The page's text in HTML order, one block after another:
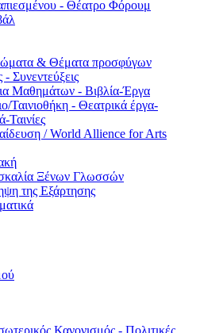
- Θέατρο Φόρουμ
& Θέματα προσφύγων
Συνεντεύξεις
Μαθημάτων - Βιβλία-Έργα
Ταινιοθήκη - Θεατρικά έργα-
Ταινίες
/ World Allience for Arts
Ξένων Γλωσσών
της Εξάρτησης
Κανονισμός - Πολιτικές